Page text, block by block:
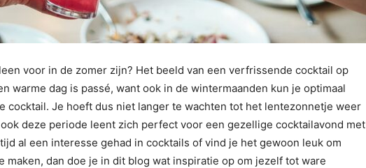
voor in de zomer zijn? Het beeld van een verfrissende cocktail op
warme dag is passé, want ook in de wintermaanden kun je optimaal
cocktail. Je hoeft dus niet langer te wachten tot het lentezonnetje weer
deze periode leent zich perfect voor een gezellige cocktailavond met
al een interesse gehad in cocktails of vind je het gewoon leuk om
maken, dan doe je in dit blog wat inspiratie op om jezelf tot ware